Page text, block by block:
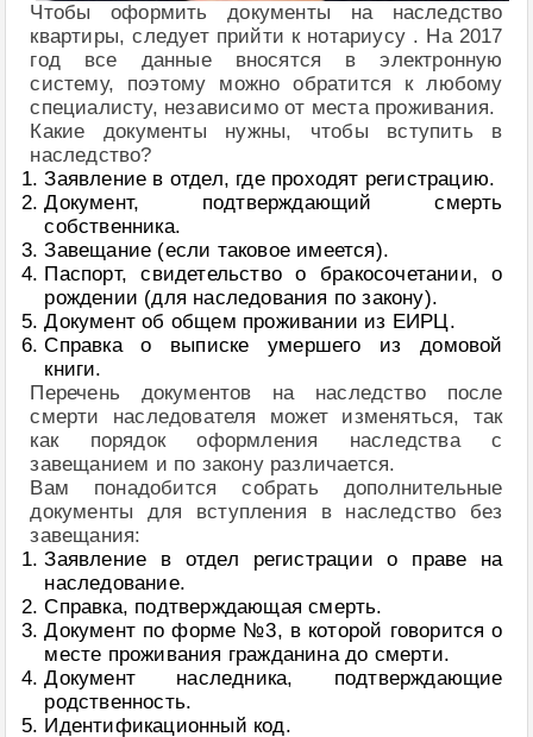
Чтобы оформить документы на наследство
квартиры, следует прийти к нотариусу . На 2017
год все данные вносятся в электронную
систему, поэтому можно обратится к любому
специалисту, независимо от места проживания.
Какие документы нужны, чтобы вступить в
наследство?
Заявление в отдел, где проходят регистрацию.
Документ, подтверждающий смерть
собственника.
Завещание (если таковое имеется).
Паспорт, свидетельство о бракосочетании, о
рождении (для наследования по закону).
Документ об общем проживании из ЕИРЦ.
Справка о выписке умершего из домовой
книги.
Перечень документов на наследство после
смерти наследователя может изменяться, так
как порядок оформления наследства с
завещанием и по закону различается.
Вам понадобится собрать дополнительные
документы для вступления в наследство без
завещания:
Заявление в отдел регистрации о праве на
наследование.
Справка, подтверждающая смерть.
Документ по форме №3, в которой говорится о
месте проживания гражданина до смерти.
Документ наследника, подтверждающие
родственность.
Идентификационный код.